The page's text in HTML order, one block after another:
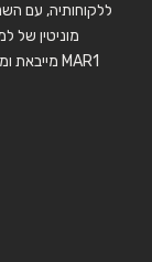
ללקוחותיה, עם
מוניטין של למעלה מ-50 שנה ו-3
MAR1 מייבאת ומשווקת כלי מטבח מקצועיים לעסקי מזון ולפרטיים.